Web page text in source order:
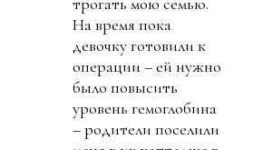
На время пока
девочку готовили к
операции – ей нужно
было повысить
уровень гемоглобина
– родители поселили